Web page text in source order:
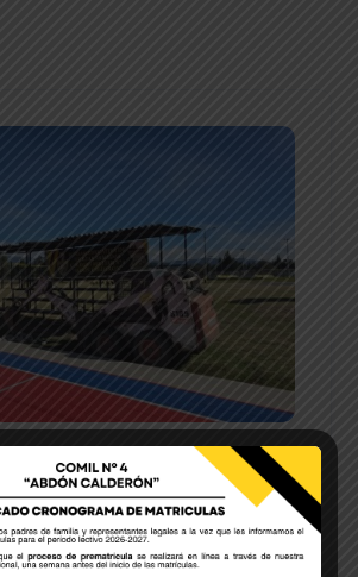
Militar 05 Ago, 2026
se encuentra